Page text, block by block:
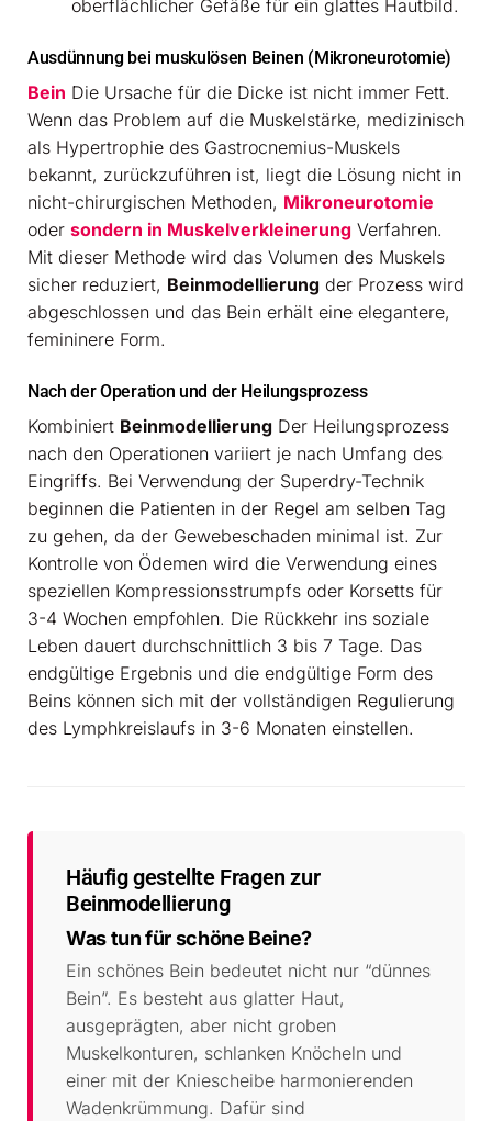
oberflächlicher Gefäße für ein glattes Hautbild.
Ausdünnung bei muskulösen Beinen (Mikroneurotomie)
Bein Die Ursache für die Dicke ist nicht immer Fett.
Wenn das Problem auf die Muskelstärke, medizinisch
als Hypertrophie des Gastrocnemius-Muskels
bekannt, zurückzuführen ist, liegt die Lösung nicht in
nicht-chirurgischen Methoden, Mikroneurotomie
oder sondern in Muskelverkleinerung Verfahren.
Mit dieser Methode wird das Volumen des Muskels
sicher reduziert, Beinmodellierung der Prozess wird
abgeschlossen und das Bein erhält eine elegantere,
femininere Form.
Nach der Operation und der Heilungsprozess
Kombiniert Beinmodellierung Der Heilungsprozess
nach den Operationen variiert je nach Umfang des
Eingriffs. Bei Verwendung der Superdry-Technik
beginnen die Patienten in der Regel am selben Tag
zu gehen, da der Gewebeschaden minimal ist. Zur
Kontrolle von Ödemen wird die Verwendung eines
speziellen Kompressionsstrumpfs oder Korsetts für
3-4 Wochen empfohlen. Die Rückkehr ins soziale
Leben dauert durchschnittlich 3 bis 7 Tage. Das
endgültige Ergebnis und die endgültige Form des
Beins können sich mit der vollständigen Regulierung
des Lymphkreislaufs in 3-6 Monaten einstellen.
Häufig gestellte Fragen zur
Beinmodellierung
Was tun für schöne Beine?
Ein schönes Bein bedeutet nicht nur “dünnes
Bein”. Es besteht aus glatter Haut,
ausgeprägten, aber nicht groben
Muskelkonturen, schlanken Knöcheln und
einer mit der Kniescheibe harmonierenden
Wadenkrümmung. Dafür sind